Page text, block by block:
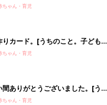
ててます！#191]
ちゃん・育児
りカード。[うちのこと。子ども
育ててます！#197]
ちゃん・育児
間ありがとうございました。[う
こと。子ども２人育ててます！
ちゃん・育児